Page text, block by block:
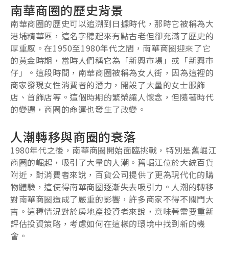
南華商圈的歷史背景
南華商圈的歷史可以追溯到日據時代，那時它被稱為大
港埔精華區，這名字聽起來有點古老但卻充滿了歷史的
厚重感。在1950至1980年代之間，南華商圈迎來了它
的黃金時期，當時人們稱它為「新興市場」或「新興市
仔」。這段時間，南華商圈被稱為女人街，因為這裡的
商家發現女性消費者的潛力，開設了大量的女士服飾
店、首飾店等。這個時期的繁榮讓人懷念，但隨著時代
的變遷，商圈的命運也發生了改變。
人潮轉移與商圈的衰落
1980年代之後，南華商圈開始面臨挑戰，特別是舊崛江
商圈的崛起，吸引了大量的人潮。舊崛江位於大統百貨
附近，對消費者來說，百貨公司提供了更為現代化的購
物體驗，這使得南華商圈逐漸失去吸引力。人潮的轉移
對南華商圈造成了嚴重的影響，許多商家不得不關門大
吉。這種情況對於房地產投資者來說，意味著需要重新
評估投資策略，考慮如何在這樣的環境中找到新的機
會。